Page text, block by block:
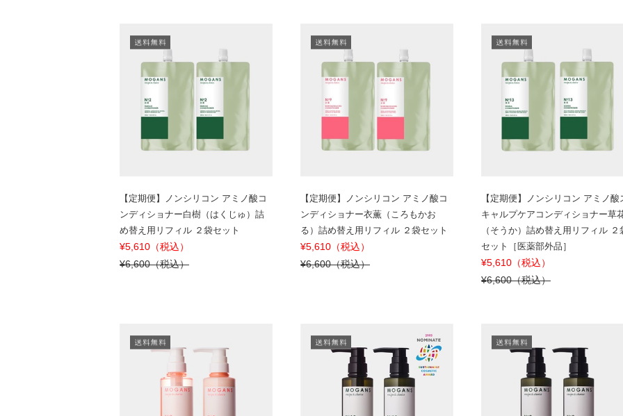
【定期便】ノンシリコン アミノ酸コ
ンディショナー白樹（はくじゅ）詰
め替え用リフィル ２袋セット
¥5,610（税込）
¥6,600（税込）
【定期便】ノンシリコン アミノ酸コ
ンディショナー衣薫（ころもかお
る）詰め替え用リフィル ２袋セット
¥5,610（税込）
¥6,600（税込）
【定期便】ノンシリコン アミノ酸
キャルプケアコンディショナー草
（そうか）詰め替え用リフィル ２
セット［医薬部外品］
¥5,610（税込）
¥6,600（税込）